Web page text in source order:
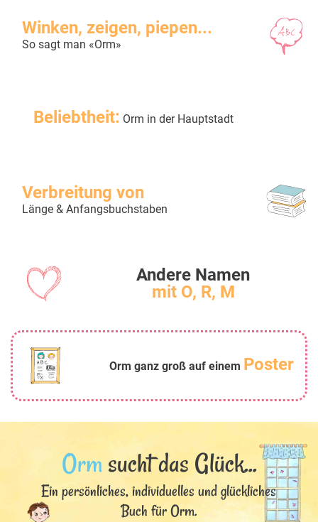
Winken, zeigen, piepen...
So sagt man «Orm»
Beliebtheit: Orm in der Hauptstadt
Verbreitung von
Länge & Anfangsbuchstaben
Andere Namen
mit O, R, M
Orm ganz groß auf einem Poster
Ormsucht das Glück...
Ein persönliches, individuelles und glückliches
Buch für Orm.